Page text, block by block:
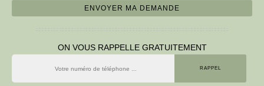
ON VOUS RAPPELLE GRATUITEMENT